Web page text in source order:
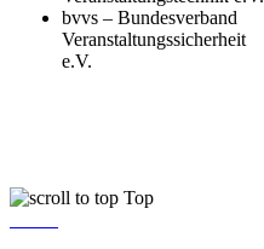
bvvs – Bundesverband
Veranstaltungssicherheit
e.V.
Top